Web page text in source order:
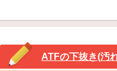
ATFの下抜き(汚